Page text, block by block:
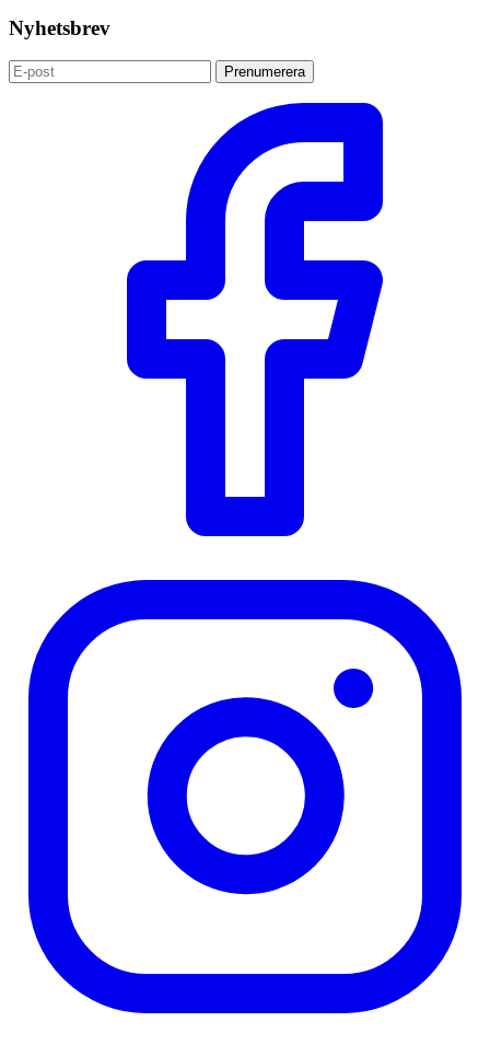
Nyhetsbrev
Prenumerera